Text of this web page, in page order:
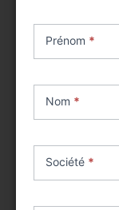
achat
Prénom *
Nom *
Société *